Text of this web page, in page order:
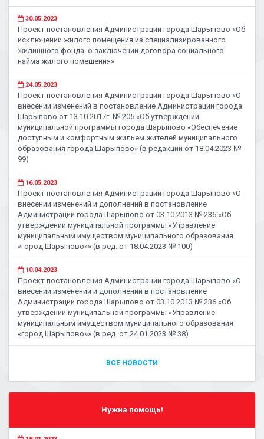
30.05.2023
Проект постановления Администрации города Шарыпово «Об
исключении жилого помещения из специализированного
жилищного фонда, о заключении договора социального
найма жилого помещения»
24.05.2023
Проект постановления Администрации города Шарыпово «О
внесении изменений в постановление Администрации города
Шарыпово от 13.10.2017г. № 205 «Об утверждении
муниципальной программы города Шарыпово «Обеспечение
доступным и комфортным жильем жителей муниципального
образования города Шарыпово» (в редакции от 18.04.2023 №
99)
16.05.2023
Проект постановления Администрации города Шарыпово «О
внесении изменений и дополнений в постановление
Администрации города Шарыпово от 03.10.2013 № 236 «Об
утверждении муниципальной программы «Управление
муниципальным имуществом муниципального образования
«город Шарыпово»» (в ред. от 18.04.2023 № 100)
10.04.2023
Проект постановления Администрации города Шарыпово «О
внесении изменений и дополнений в постановление
Администрации города Шарыпово от 03.10.2013 № 236 «Об
утверждении муниципальной программы «Управление
муниципальным имуществом муниципального образования
«город Шарыпово»» (в ред. от 24.01.2023 № 38)
ВСЕ НОВОСТИ
Нужна помощь!